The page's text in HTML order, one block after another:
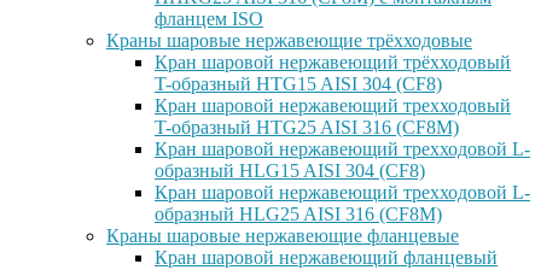
фланцем ISO
Краны шаровые нержавеющие трёхходовые
Кран шаровой нержавеющий трёхходовый
T-образный HTG15 AISI 304 (CF8)
Кран шаровой нержавеющий трехходовый
T-образный HTG25 AISI 316 (CF8M)
Кран шаровой нержавеющий трехходовой L-
образный HLG15 AISI 304 (CF8)
Кран шаровой нержавеющий трехходовой L-
образный HLG25 AISI 316 (CF8M)
Краны шаровые нержавеющие фланцевые
Кран шаровой нержавеющий фланцевый